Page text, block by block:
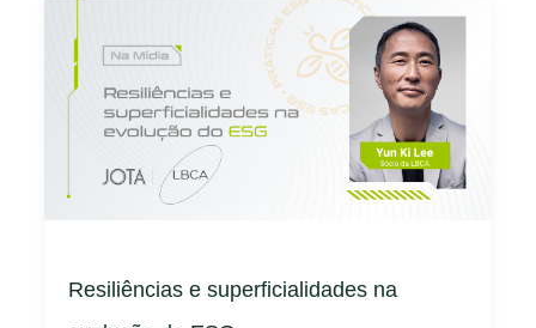
Resiliências e superficialidades na